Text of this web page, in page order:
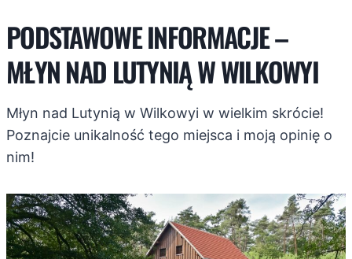
PODSTAWOWE INFORMACJE –
MŁYN NAD LUTYNIĄ W WILKOWYI
Młyn nad Lutynią w Wilkowyi w wielkim skrócie!
Poznajcie unikalność tego miejsca i moją opinię o
nim!